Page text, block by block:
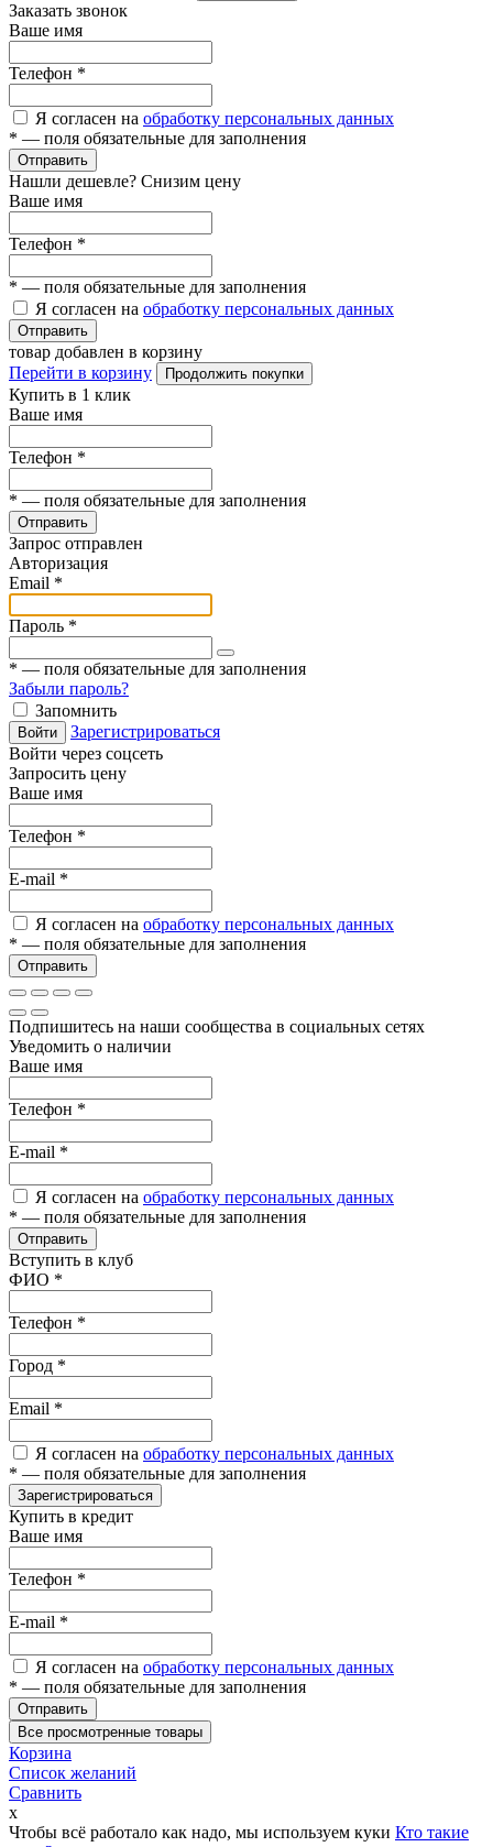
Заказать звонок
Ваше имя
Телефон *
Я согласен на обработку персональных данных
* — поля обязательные для заполнения
Отправить
Нашли дешевле? Снизим цену
Ваше имя
Телефон *
* — поля обязательные для заполнения
Я согласен на обработку персональных данных
Отправить
товар добавлен в корзину
Перейти в корзину
Продолжить покупки
Купить в 1 клик
Ваше имя
Телефон *
* — поля обязательные для заполнения
Отправить
Запрос отправлен
Авторизация
Email *
Пароль *
* — поля обязательные для заполнения
Забыли пароль?
Запомнить
Войти
Зарегистрироваться
Войти через соцсеть
Запросить цену
Ваше имя
Телефон *
E-mail *
Я согласен на обработку персональных данных
* — поля обязательные для заполнения
Отправить
Подпишитесь на наши сообщества в социальных сетях
Уведомить о наличии
Ваше имя
Телефон *
E-mail *
Я согласен на обработку персональных данных
* — поля обязательные для заполнения
Отправить
Вступить в клуб
ФИО *
Телефон *
Город *
Email *
Я согласен на обработку персональных данных
* — поля обязательные для заполнения
Зарегистрироваться
Купить в кредит
Ваше имя
Телефон *
E-mail *
Я согласен на обработку персональных данных
* — поля обязательные для заполнения
Отправить
Все просмотренные товары
Корзина
Список желаний
Сравнить
x
Чтобы всё работало как надо, мы используем куки Кто такие